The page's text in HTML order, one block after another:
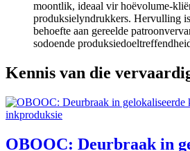
moontlik, ideaal vir hoëvolume-
produksielyndrukkers. Hervulling
behoefte aan gereelde
sodoende
Kennis van die
OBOOC: Deurbraak in